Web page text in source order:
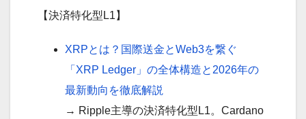
【決済特化型L1】
XRPとは？国際送金とWeb3を繋ぐ
「XRP Ledger」の全体構造と2026年の
最新動向を徹底解説
→ Ripple主導の決済特化型L1。Cardano